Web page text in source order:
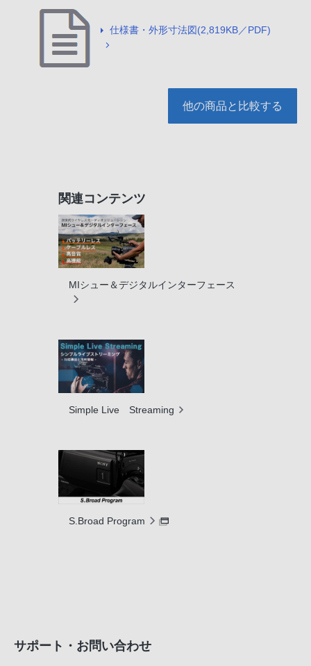
仕様書・外形寸法図(2,819KB／PDF)
他の商品と比較する
関連コンテンツ
MIシュー＆デジタルインターフェース
Simple Live Streaming
S.Broad Program
サポート・お問い合わせ